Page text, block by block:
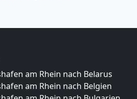
am Rhein nach Belarus
am Rhein nach Belgien